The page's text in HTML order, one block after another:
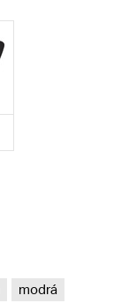
modrá